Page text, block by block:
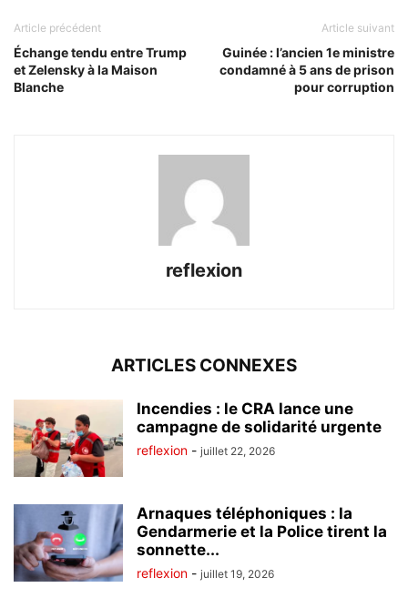
Article précédent
Échange tendu entre Trump
et Zelensky à la Maison
Blanche
Article suivant
Guinée : l’ancien 1e ministre
condamné à 5 ans de prison
pour corruption
reflexion
ARTICLES CONNEXES
Incendies : le CRA lance une
campagne de solidarité urgente
reflexion - juillet 22, 2026
Arnaques téléphoniques : la
Gendarmerie et la Police tirent la
sonnette...
reflexion - juillet 19, 2026